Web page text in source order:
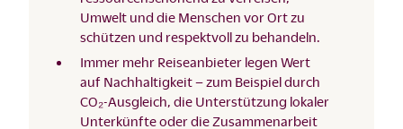
Umwelt und die Menschen vor Ort zu
schützen und respektvoll zu behandeln.
Immer mehr Reiseanbieter legen Wert
auf Nachhaltigkeit – zum Beispiel durch
CO₂-Ausgleich, die Unterstützung lokaler
Unterkünfte oder die Zusammenarbeit